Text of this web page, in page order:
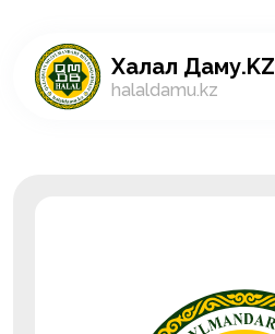
Халал Даму.KZ
halaldamu.kz